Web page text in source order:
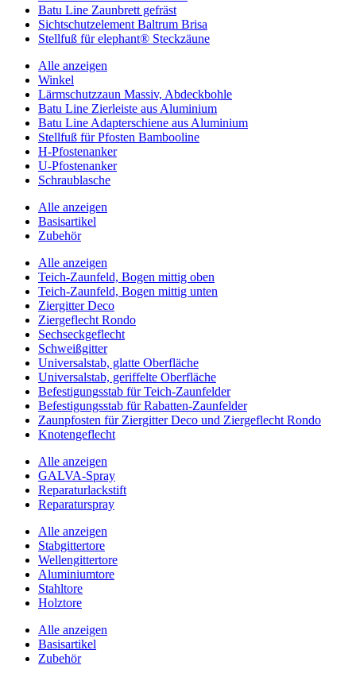
Batu Line Zaunbrett gefräst
Sichtschutzelement Baltrum Brisa
Stellfuß für elephant® Steckzäune
Alle anzeigen
Winkel
Lärmschutzzaun Massiv, Abdeckbohle
Batu Line Zierleiste aus Aluminium
Batu Line Adapterschiene aus Aluminium
Stellfuß für Pfosten Bambooline
H-Pfostenanker
U-Pfostenanker
Schraublasche
Alle anzeigen
Basisartikel
Zubehör
Alle anzeigen
Teich-Zaunfeld, Bogen mittig oben
Teich-Zaunfeld, Bogen mittig unten
Ziergitter Deco
Ziergeflecht Rondo
Sechseckgeflecht
Schweißgitter
Universalstab, glatte Oberfläche
Universalstab, geriffelte Oberfläche
Befestigungsstab für Teich-Zaunfelder
Befestigungsstab für Rabatten-Zaunfelder
Zaunpfosten für Ziergitter Deco und Ziergeflecht Rondo
Knotengeflecht
Alle anzeigen
GALVA-Spray
Reparaturlackstift
Reparaturspray
Alle anzeigen
Stabgittertore
Wellengittertore
Aluminiumtore
Stahltore
Holztore
Alle anzeigen
Basisartikel
Zubehör